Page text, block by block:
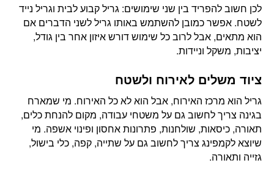
לכן חשוב להפריד בין שני שימושים: גריל קבוע לבית וגריל נייד
לשטח. אפשר כמובן להשתמש באותו גריל לשני הדברים אם
הוא מתאים, אבל לרוב כל שימוש דורש איזון אחר בין גודל,
יציבות, משקל וניידות.
ציוד משלים לאירוח ולשטח
גריל הוא מרכז האירוח, אבל הוא לא כל האירוח. מי שמארח
בגינה צריך לחשוב גם על משטחי עבודה, מקום להנחת כלים,
תאורה, כיסאות, שולחנות, פתרונות אחסון ופינוי אשפה. מי
שיוצא לקמפינג צריך לחשוב גם על שתייה, קפה, כלי בישול,
גזייה ותאורה.